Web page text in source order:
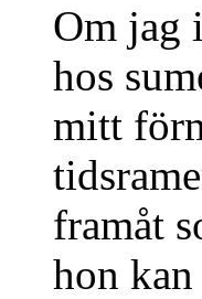
Om jag
hos
mitt
framåt
hon